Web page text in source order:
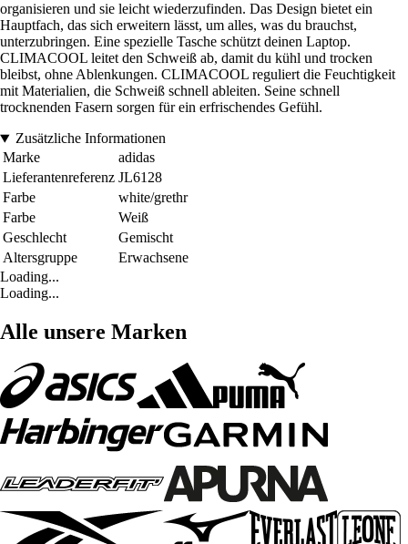
organisieren und sie leicht wiederzufinden. Das Design bietet ein
Hauptfach, das sich erweitern lässt, um alles, was du brauchst,
unterzubringen. Eine spezielle Tasche schützt deinen Laptop.
CLIMACOOL leitet den Schweiß ab, damit du kühl und trocken
bleibst, ohne Ablenkungen. CLIMACOOL reguliert die Feuchtigkeit
mit Materialien, die Schweiß schnell ableiten. Seine schnell
trocknenden Fasern sorgen für ein erfrischendes Gefühl.
Zusätzliche Informationen
Marke
adidas
Lieferantenreferenz JL6128
Farbe
white/grethr
Farbe
Weiß
Geschlecht
Gemischt
Altersgruppe
Erwachsene
Loading...
Loading...
Alle unsere Marken